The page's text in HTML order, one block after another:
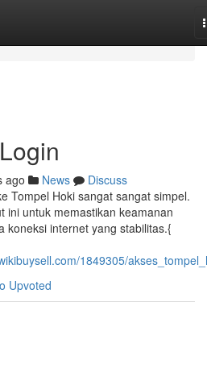
ago News
Discuss
Tompel Hoki sangat sangat simpel.
ini untuk memastikan keamanan
koneksi internet yang stabilitas.{
1849305/
Upvoted